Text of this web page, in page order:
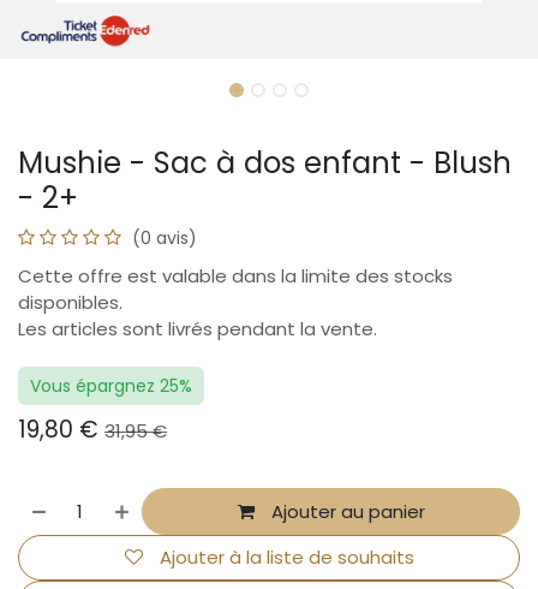
Mushie - Sac à dos enfant - Blush
- 2+
(0 avis)
Cette offre est valable dans la limite des stocks
disponibles.
Les articles sont livrés pendant la vente.
Vous épargnez 25%
19,80 € 31,95€
Ajouter au panier
Ajouter à la liste de souhaits